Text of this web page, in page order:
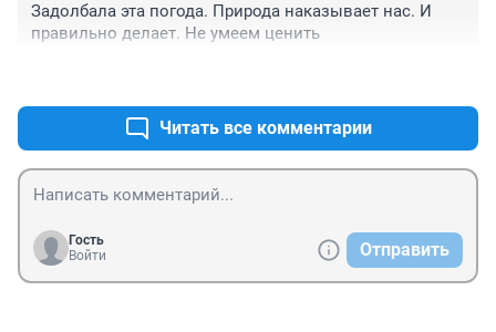
Задолбала эта погода. Природа наказывает нас. И
правильно делает. Не умеем ценить
Читать все комментарии
Гость
Войти
Отправить